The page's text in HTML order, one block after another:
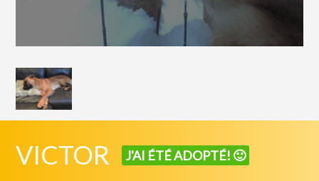
VICTOR J'AI ÉTÉ ADOPTÉ! 🙂